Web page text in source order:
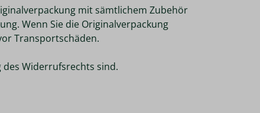
mit sämtlichem Zubehör
Wenn Sie die Originalverpackung
Transportschäden.
Widerrufsrechts sind.